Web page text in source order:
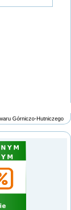
Górniczo-Hutniczego